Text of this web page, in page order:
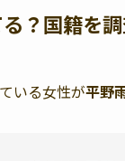
？国籍を調
いる女性が平野